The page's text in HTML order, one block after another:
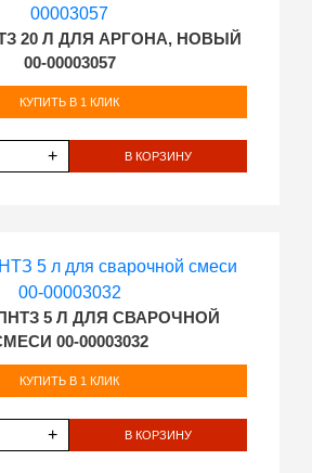
20 Л ДЛЯ АРГОНА, НОВЫЙ
00-00003057
КУПИТЬ В 1 КЛИК
+ В КОРЗИНУ
5 Л ДЛЯ СВАРОЧНОЙ
00-00003032
КУПИТЬ В 1 КЛИК
+ В КОРЗИНУ